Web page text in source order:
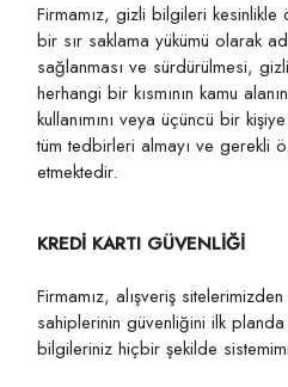
Firmamız, gizli bilgileri kesinlikle
bir sır saklama yükümü olarak
sağlanması ve sürdürülmesi,
herhangi bir kısmının kamu
kullanımını veya üçüncü bir
tüm tedbirleri almayı ve gerekli
etmektedir.
KREDİ KARTI GÜVENLİĞİ
Firmamız, alışveriş
sahiplerinin güvenliğini ilk planda
bilgileriniz hiçbir şekilde